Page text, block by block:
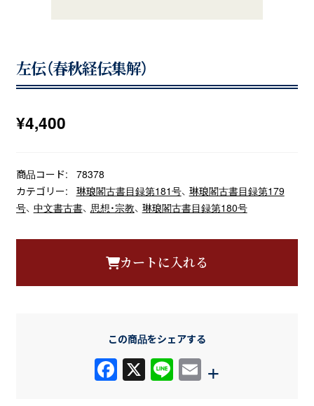
左伝（春秋経伝集解）
¥4,400
商品コード:
78378
カテゴリー:
琳琅閣古書目録第181号、 琳琅閣古書目録第179
号、 中文書古書、 思想・宗教、 琳琅閣古書目録第180号
カートに入れる
この商品をシェアする
F X Li E
+